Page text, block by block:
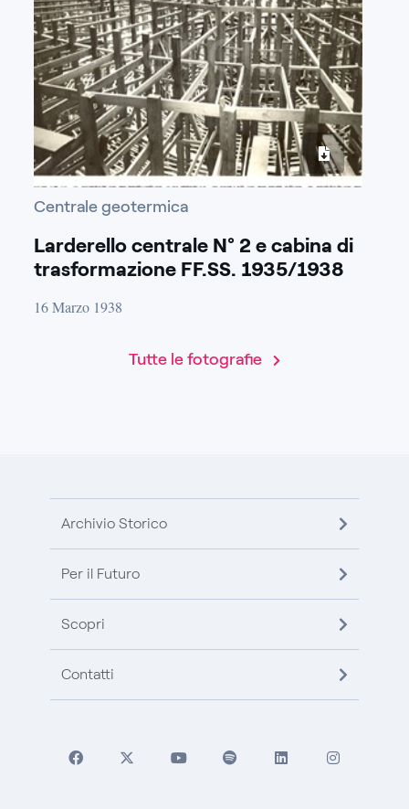
Centrale geotermica
Larderello centrale N° 2 e cabina di
trasformazione FF.SS. 1935/1938
16 Marzo 1938
Tutte le fotografie
Archivio Storico
Per il Futuro
Scopri
Contatti